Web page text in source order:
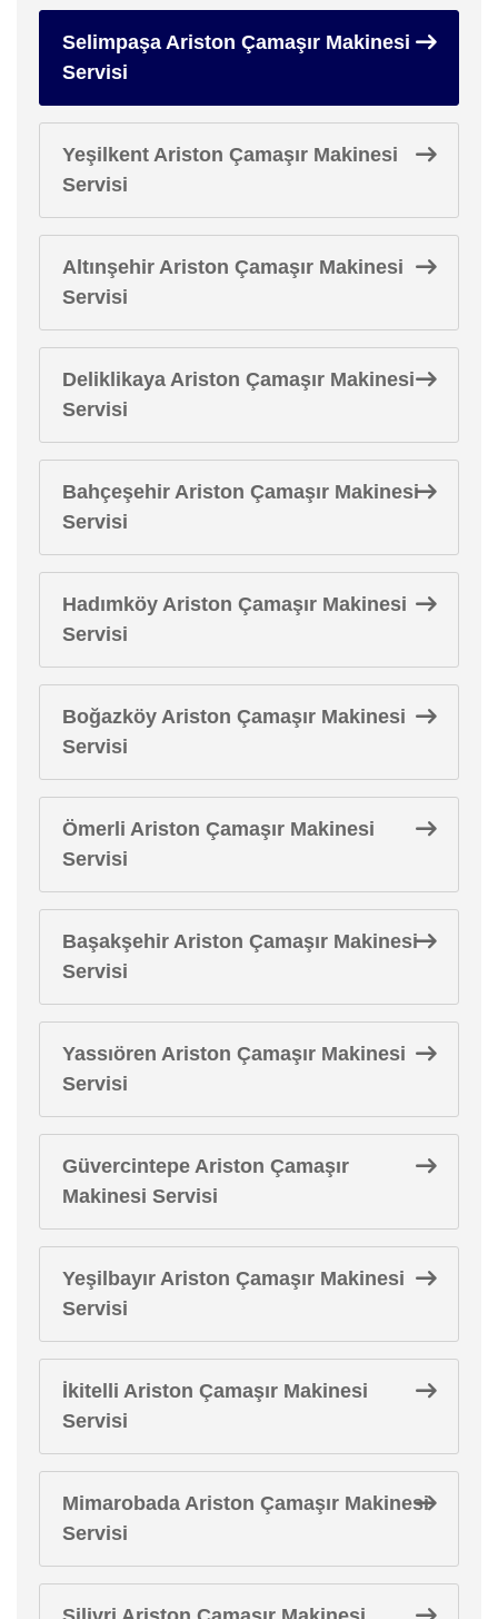
Selimpaşa Ariston Çamaşır Makinesi
Servisi
Yeşilkent Ariston Çamaşır Makinesi
Servisi
Altınşehir Ariston Çamaşır Makinesi
Servisi
Deliklikaya Ariston Çamaşır Makinesi
Servisi
Bahçeşehir Ariston Çamaşır Makinesi
Servisi
Hadımköy Ariston Çamaşır Makinesi
Servisi
Boğazköy Ariston Çamaşır Makinesi
Servisi
Ömerli Ariston Çamaşır Makinesi
Servisi
Başakşehir Ariston Çamaşır Makinesi
Servisi
Yassıören Ariston Çamaşır Makinesi
Servisi
Güvercintepe Ariston Çamaşır
Makinesi Servisi
Yeşilbayır Ariston Çamaşır Makinesi
Servisi
İkitelli Ariston Çamaşır Makinesi
Servisi
Mimarobada Ariston Çamaşır Makinesi
Servisi